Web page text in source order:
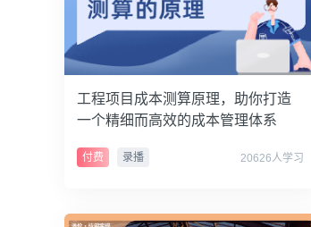
工程项目成本测算原理，助你打造
一个精细而高效的成本管理体系
付费 录播 20626人学习